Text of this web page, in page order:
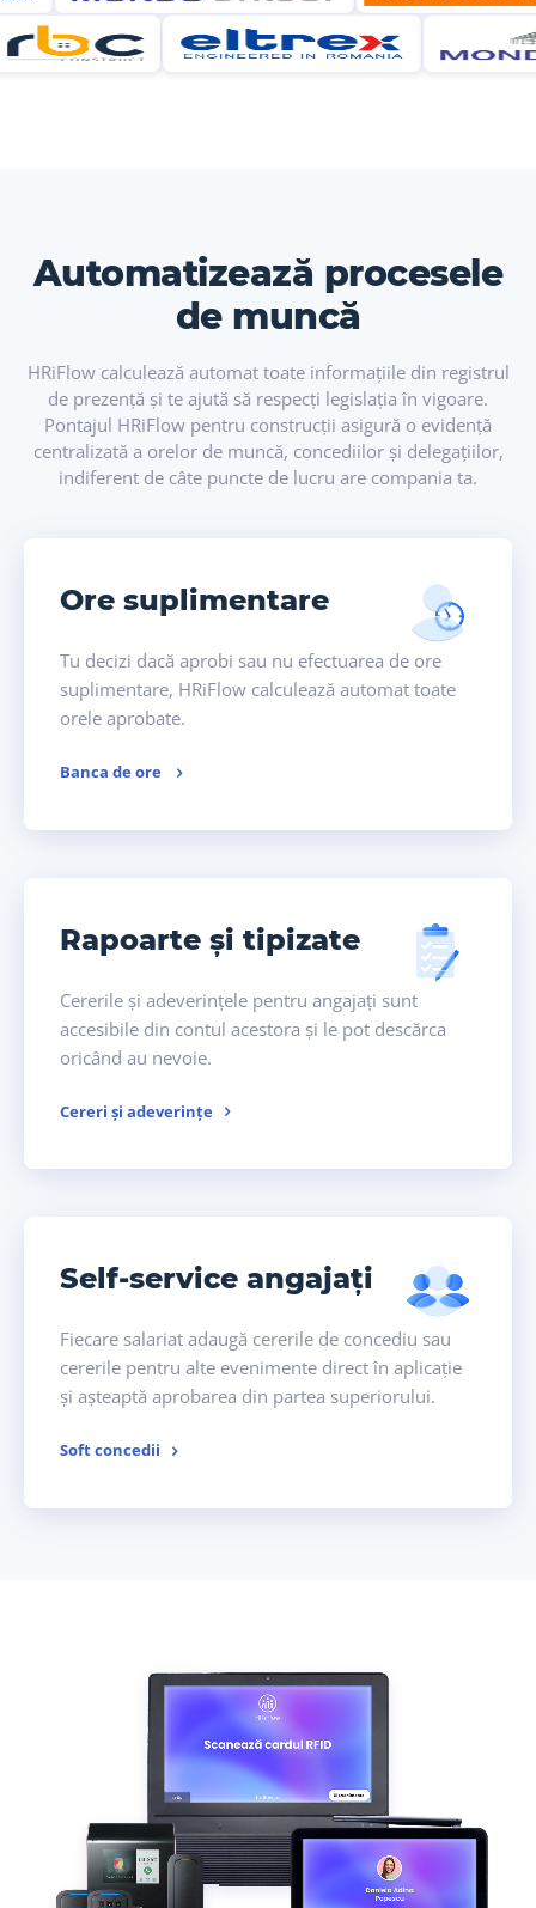
Automatizează procesele
de muncă
HRiFlow calculează automat toate informațiile din registrul
de prezență și te ajută să respecți legislația în vigoare.
Pontajul HRiFlow pentru construcții asigură o evidență
centralizată a orelor de muncă, concediilor și delegațiilor,
indiferent de câte puncte de lucru are compania ta.
Ore suplimentare
Tu decizi dacă aprobi sau nu efectuarea de ore
suplimentare, HRiFlow calculează automat toate
orele aprobate.
Banca de ore
Rapoarte și tipizate
Cererile și adeverințele pentru angajați sunt
accesibile din contul acestora și le pot descărca
oricând au nevoie.
Cereri și adeverințe
Self-service angajați
Fiecare salariat adaugă cererile de concediu sau
cererile pentru alte evenimente direct în aplicație
și așteaptă aprobarea din partea superiorului.
Soft concedii